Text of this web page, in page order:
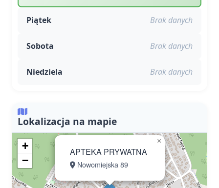
Piątek Brak danych
Sobota Brak danych
Niedziela Brak danych
Lokalizacja na mapie
APTEKA PRYWATNA
Nowomiejska 89
×
+
−